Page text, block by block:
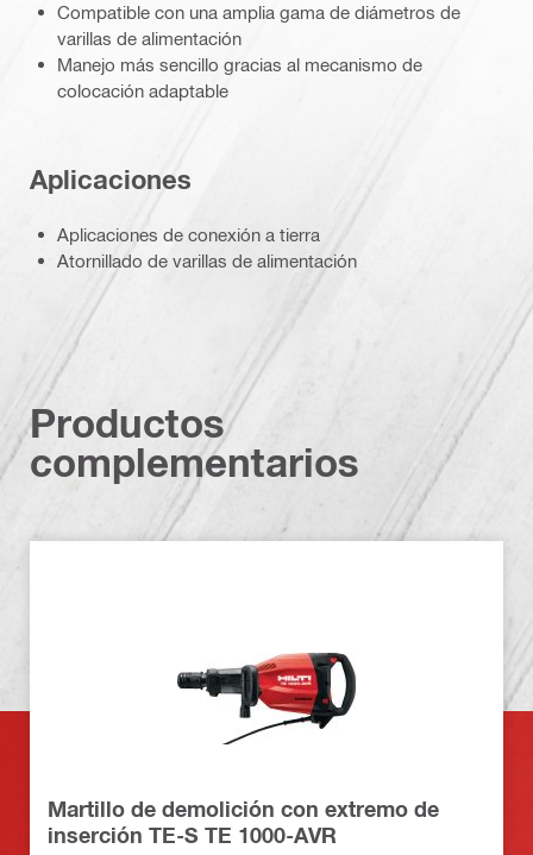
Compatible con una amplia gama de diámetros de
varillas de alimentación
Manejo más sencillo gracias al mecanismo de
colocación adaptable
Aplicaciones
Aplicaciones de conexión a tierra
Atornillado de varillas de alimentación
Productos
complementarios
Martillo de demolición con extremo de
inserción TE-S TE 1000-AVR